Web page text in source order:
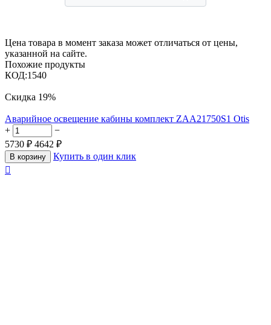
Цена товара в момент заказа может отличаться от цены,
указанной на сайте.
Похожие продукты
КОД:1540
Скидка 19%
Аварийное освещение кабины комплект ZAA21750S1 Otis
+
−
5730 ₽ 4642 ₽
В корзину
Купить в один клик
